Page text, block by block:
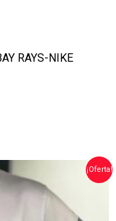
RAYS-NIKE
¡Oferta!